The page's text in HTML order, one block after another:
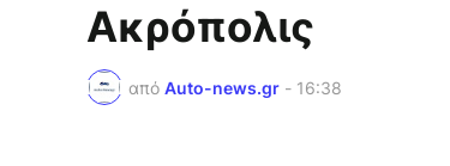
Ακρόπολις
από Auto-news.gr - 16:38